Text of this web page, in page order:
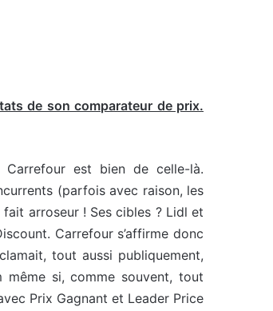
de son comparateur de prix.
est bien de celle-là.
(parfois avec raison, les
fait arroseur ! Ses cibles ? Lidl et
Carrefour s’affirme donc
tout aussi publiquement,
si, comme souvent, tout
Prix Gagnant et Leader Price